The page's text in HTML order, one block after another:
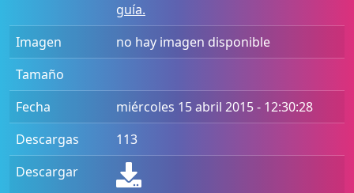
guía.
Imagen
no hay imagen disponible
Tamaño
Fecha
miércoles 15 abril 2015 - 12:30:28
Descargas
113
Descargar